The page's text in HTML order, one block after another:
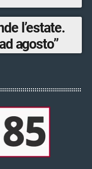
l’estate.
agosto”